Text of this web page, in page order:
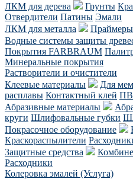
ЛКМ для дерева
Грунты
Отвердители Патины Эмали
ЛКМ для металла
Праймеры
Водные системы защиты
Покрытия FARBRAUM
Минеральные покрытия
Растворители и очистители
Клеевые материалы
Для
расплавы Контактный клей
Абразивные материалы
круги Шлифовальные губки
Покрасочное оборудование
Краскораспылители
Защитные средства
Расходники
Колеровка эмалей (Услуга)